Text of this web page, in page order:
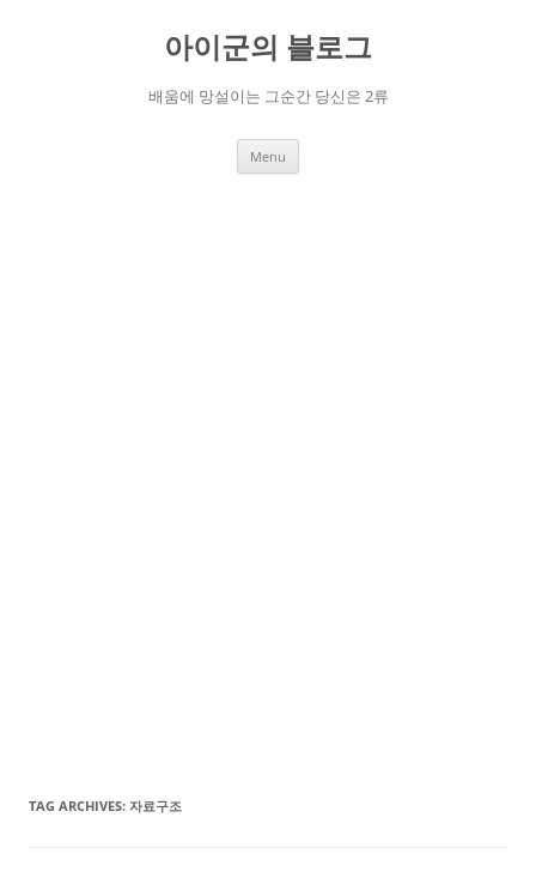
아이군의 블로그
배움에 망설이는 그순간 당신은 2류
Menu
TAG ARCHIVES: 자료구조